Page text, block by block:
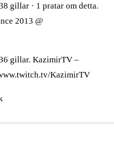
gillar · 1 pratar om detta.
2013 @
gillar. KazimirTV –
KazimirTV